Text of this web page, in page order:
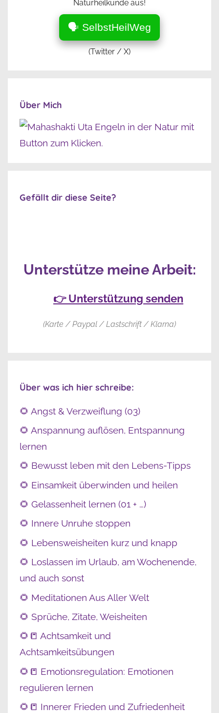
Naturheilkunde aus!
🗣️ SelbstHeilWeg
(Twitter / X)
Über Mich
Gefällt dir diese Seite?
Unterstütze meine Arbeit:
👉 Unterstützung senden
(Karte / Paypal / Lastschrift / Klarna)
Über was ich hier schreibe:
🌻 Angst & Verzweiflung (03)
🌻 Anspannung auflösen, Entspannung
lernen
🌻 Bewusst leben mit den Lebens-Tipps
🌻 Einsamkeit überwinden und heilen
🌻 Gelassenheit lernen (01 + …)
🌻 Innere Unruhe stoppen
🌻 Lebensweisheiten kurz und knapp
🌻 Loslassen im Urlaub, am Wochenende,
und auch sonst
🌻 Meditationen Aus Aller Welt
🌻 Sprüche, Zitate, Weisheiten
🌻📒 Achtsamkeit und
Achtsamkeitsübungen
🌻📒 Emotionsregulation: Emotionen
regulieren lernen
🌻📒 Innerer Frieden und Zufriedenheit